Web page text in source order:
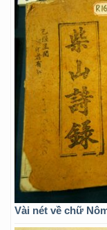
Vài nét về chữ